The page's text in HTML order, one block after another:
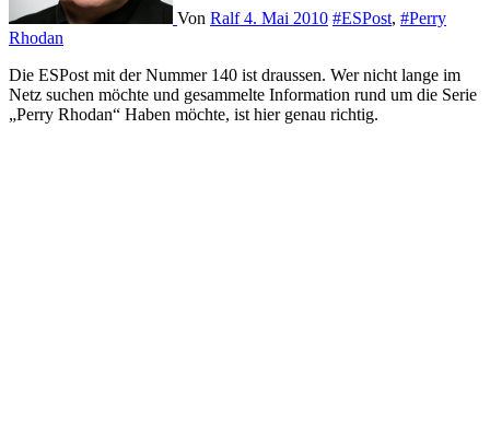
Von Ralf4. Mai 2010 #ESPost, #Perry
Rhodan
Die ESPost mit der Nummer 140 ist draussen. Wer nicht lange im
Netz suchen möchte und gesammelte Information rund um die Serie
„Perry Rhodan“ Haben möchte, ist hier genau richtig.